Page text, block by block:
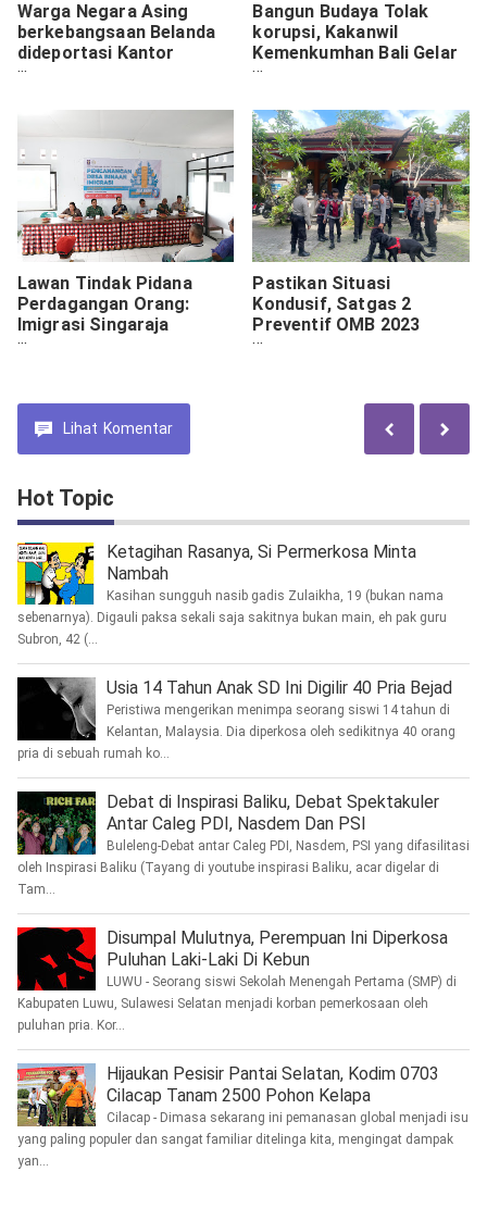
Warga Negara Asing
berkebangsaan Belanda
dideportasi Kantor
Imigrasi Singaraja
Bangun Budaya Tolak
korupsi, Kakanwil
Kemenkumhan Bali Gelar
Sosialisasi Anti korupsi
Lawan Tindak Pidana
Perdagangan Orang:
Imigrasi Singaraja
Canangkan Desa Binaan
Pastikan Situasi
Kondusif, Satgas 2
Preventif OMB 2023
Polda Bali Patroli ke
Lihat Komentar
Hot Topic
Ketagihan Rasanya, Si Permerkosa Minta
Nambah
Kasihan sungguh nasib gadis Zulaikha, 19 (bukan nama
sebenarnya). Digauli paksa sekali saja sakitnya bukan main, eh pak guru
Subron, 42 (...
Usia 14 Tahun Anak SD Ini Digilir 40 Pria Bejad
Peristiwa mengerikan menimpa seorang siswi 14 tahun di
Kelantan, Malaysia. Dia diperkosa oleh sedikitnya 40 orang
pria di sebuah rumah ko...
Debat di Inspirasi Baliku, Debat Spektakuler
Antar Caleg PDI, Nasdem Dan PSI
Buleleng-Debat antar Caleg PDI, Nasdem, PSI yang difasilitasi
oleh Inspirasi Baliku (Tayang di youtube inspirasi Baliku, acar digelar di
Tam...
Disumpal Mulutnya, Perempuan Ini Diperkosa
Puluhan Laki-Laki Di Kebun
LUWU - Seorang siswi Sekolah Menengah Pertama (SMP) di
Kabupaten Luwu, Sulawesi Selatan menjadi korban pemerkosaan oleh
puluhan pria. Kor...
Hijaukan Pesisir Pantai Selatan, Kodim 0703
Cilacap Tanam 2500 Pohon Kelapa
Cilacap - Dimasa sekarang ini pemanasan global menjadi isu
yang paling populer dan sangat familiar ditelinga kita, mengingat dampak
yan...